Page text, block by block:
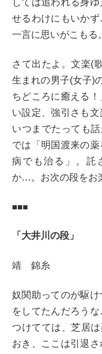
せるわけにもいか
一言に思いがこもる。
さて出たよ。文楽(
生まれの男子(女子)
ちどころに癒える
い設定、強引さも
いつまでたっても
では「明国渡来の
病でも治る」。託
か…。お次の段をお
■■■
「大井川の段」
靖 錦糸
奴関助ってのが駆
をしてたんだろう
つけてては、芝居
おき、ここは引退